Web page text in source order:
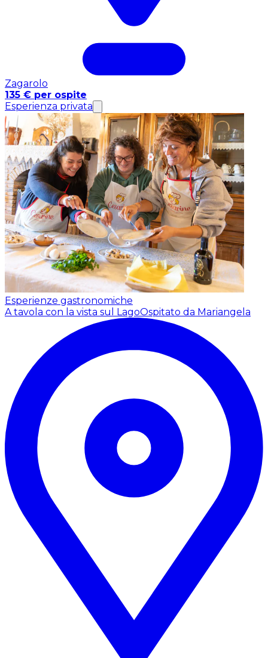
Zagarolo
135 € per ospite
Esperienza privata
Esperienze gastronomiche
A tavola con la vista sul LagoOspitato da Mariangela